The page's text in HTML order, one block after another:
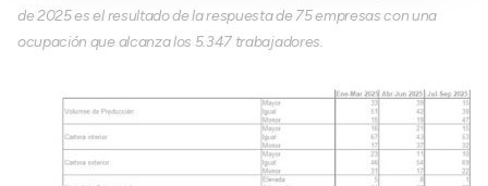
de 2025 es el resultado de la respuesta de 75 empresas con una
ocupación que alcanza los 5.347 trabajadores.